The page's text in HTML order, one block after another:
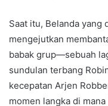
Saat itu, Belanda yang
mengejutkan
babak grup—sebuah
sundulan terbang
kecepatan Arjen
momen langka di